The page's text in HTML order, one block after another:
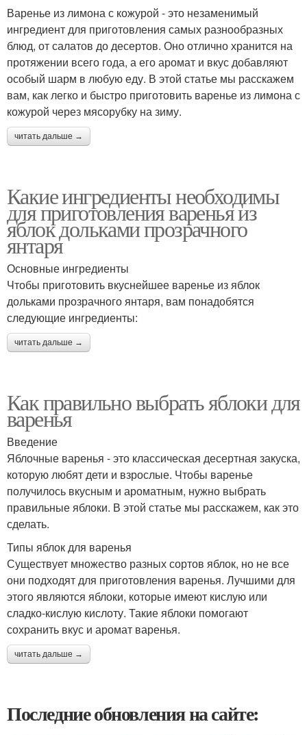
Варенье из лимона с кожурой - это незаменимый
ингредиент для приготовления самых разнообразных
блюд, от салатов до десертов. Оно отлично хранится на
протяжении всего года, а его аромат и вкус добавляют
особый шарм в любую еду. В этой статье мы расскажем
вам, как легко и быстро приготовить варенье из лимона с
кожурой через мясорубку на зиму.
читать дальше →
Какие ингредиенты необходимы
для приготовления варенья из
яблок дольками прозрачного
янтаря
Основные ингредиенты
Чтобы приготовить вкуснейшее варенье из яблок
дольками прозрачного янтаря, вам понадобятся
следующие ингредиенты:
читать дальше →
Как правильно выбрать яблоки для
варенья
Введение
Яблочные варенья - это классическая десертная закуска,
которую любят дети и взрослые. Чтобы варенье
получилось вкусным и ароматным, нужно выбрать
правильные яблоки. В этой статье мы расскажем, как это
сделать.
Типы яблок для варенья
Существует множество разных сортов яблок, но не все
они подходят для приготовления варенья. Лучшими для
этого являются яблоки, которые имеют кислую или
сладко-кислую кислоту. Такие яблоки помогают
сохранить вкус и аромат варенья.
читать дальше →
Последние обновления на сайте: